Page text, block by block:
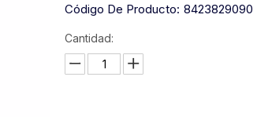
Código De Producto: 8423829090
Cantidad: